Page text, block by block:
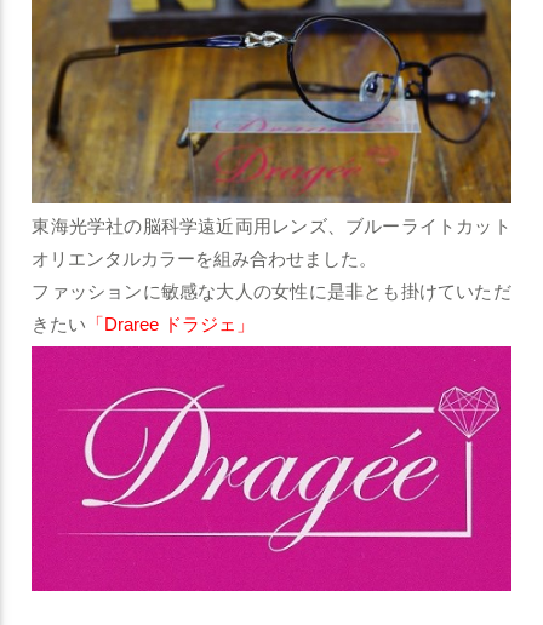
東海光学社の脳科学遠近両用レンズ、ブルーライトカット
オリエンタルカラーを組み合わせました。
ファッションに敏感な大人の女性に是非とも掛けていただ
きたい 「Draree ドラジェ」